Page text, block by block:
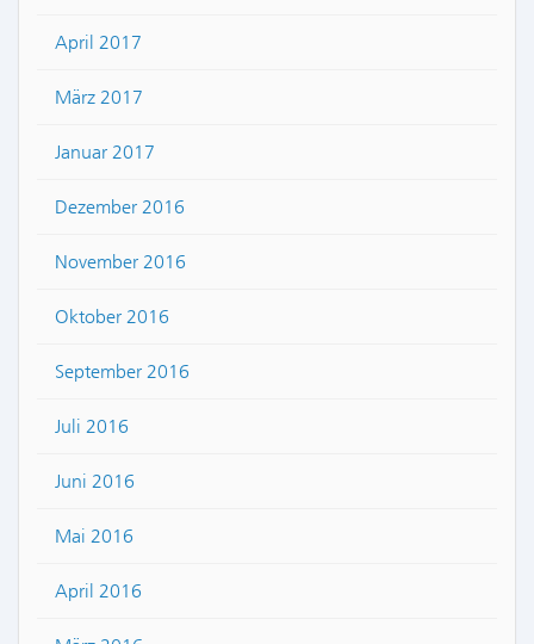
April 2017
März 2017
Januar 2017
Dezember 2016
November 2016
Oktober 2016
September 2016
Juli 2016
Juni 2016
Mai 2016
April 2016